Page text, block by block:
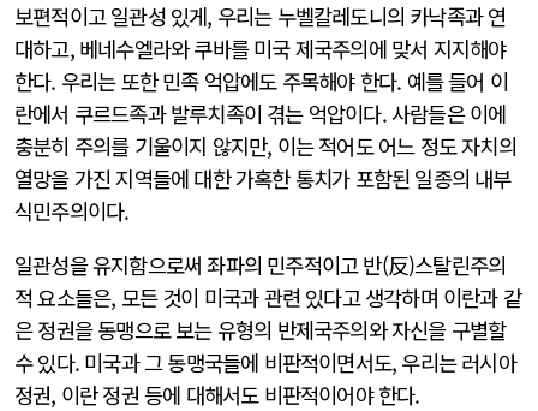
보편적이고 일관성 있게, 우리는 누벨칼레도니의 카낙족과 연
대하고, 베네수엘라와 쿠바를 미국 제국주의에 맞서 지지해야
한다. 우리는 또한 민족 억압에도 주목해야 한다. 예를 들어 이
란에서 쿠르드족과 발루치족이 겪는 억압이다. 사람들은 이에
충분히 주의를 기울이지 않지만, 이는 적어도 어느 정도 자치의
열망을 가진 지역들에 대한 가혹한 통치가 포함된 일종의 내부
식민주의이다.
일관성을 유지함으로써 좌파의 민주적이고 반(反)스탈린주의
적 요소들은, 모든 것이 미국과 관련 있다고 생각하며 이란과 같
은 정권을 동맹으로 보는 유형의 반제국주의와 자신을 구별할
수 있다. 미국과 그 동맹국들에 비판적이면서도, 우리는 러시아
정권, 이란 정권 등에 대해서도 비판적이어야 한다.